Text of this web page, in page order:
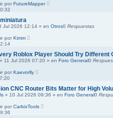
por FutureMapper
Jul 2026 12:14 » en Otros0 Respuestas
por Kimm
Roblox Player Should Try Different
» 11 Jul 2026 07:20 » en Foro General0
por Kaevorlly
CNC Router Bits Matter for High
» 10 Jul 2026 09:36 » en Foro General0
por CarbixTools